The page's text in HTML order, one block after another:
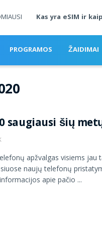
Kas yra eSIM ir
PROGRAMOS ŽAIDIMAI
saugiausi šių
apžvalgas visiems jau
naujų telefonų
apie pačio ...